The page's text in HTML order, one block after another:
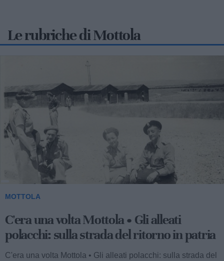
Le rubriche di Mottola
MOTTOLA
C'era una volta Mottola • Gli alleati
polacchi: sulla strada del ritorno in patria
C'era una volta Mottola • Gli alleati polacchi: sulla strada del